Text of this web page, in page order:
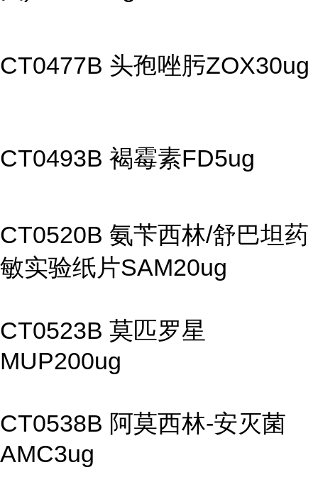
CT0477B 头孢唑肟ZOX30ug
CT0493B 褐霉素FD5ug
CT0520B 氨苄西林/舒巴坦药
敏实验纸片SAM20ug
CT0523B 莫匹罗星
MUP200ug
CT0538B 阿莫西林-安灭菌
AMC3ug